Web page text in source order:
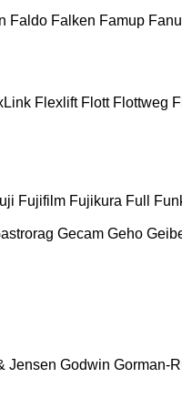
Faldo Falken Famup
Flexlift Flott Flottweg
Fujifilm Fujikura Full
Gecam Geho
Jensen Godwin Gorman-